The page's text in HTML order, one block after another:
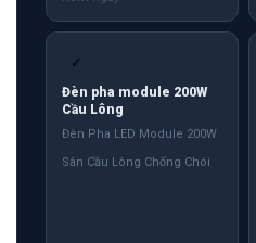
✓
Đèn pha module 200W
Cầu Lông
Đèn Pha LED Module 200W
Sân Cầu Lông Chống Chói